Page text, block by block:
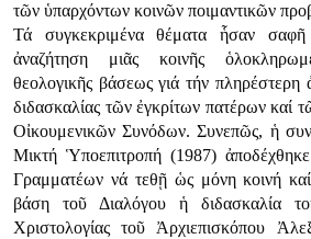
τῶν ὑπαρχόντων κοινῶν ποιμαντικῶν
Τά συγκεκριμένα θέματα ἧσαν σαφῆ
ἀναζήτηση μιᾶς κοινῆς
θεολογικῆς βάσεως γιά τήν πληρέστερη
διδασκαλίας τῶν ἐγκρίτων πατέρων καί
Οἰκουμενικῶν Συνόδων. Συνεπῶς, ἡ
Μικτή Ὑποεπιτροπή (1987)
Γραμματέων νά τεθῇ ὡς μόνη κοινή
βάση τοῦ Διαλόγου ἡ διδασκαλία
Χριστολογίας τοῦ Ἀρχιεπισκόπου